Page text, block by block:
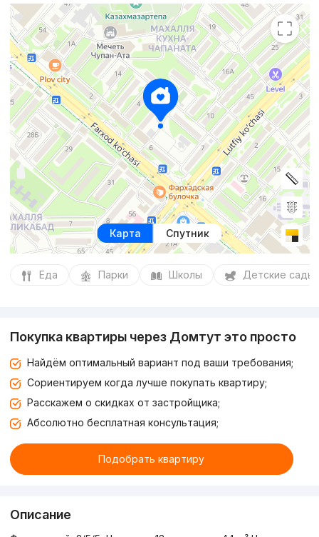
Карта Спутник
Еда Парки Школы Детские сады
Покупка квартиры через Домтут это просто
Найдём оптимальный вариант под ваши требования;
Сориентируем когда лучше покупать квартиру;
Расскажем о скидках от застройщика;
Абсолютно бесплатная консультация;
Подобрать квартиру
Описание